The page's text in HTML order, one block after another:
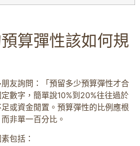
算彈性該如何規
友詢問：「預留多少預算彈性才合
數字，簡單說10%到20%往往過於
或資金閒置。預算彈性的比例應根
非單一百分比。
包括：